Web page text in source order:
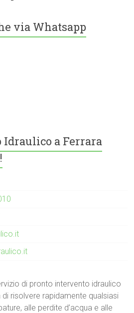
via Whatsapp
Idraulico a Ferrara
di pronto intervento idraulico
risolvere rapidamente qualsiasi
alle perdite d’acqua e alle